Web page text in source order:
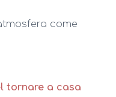
come
tornare a casa